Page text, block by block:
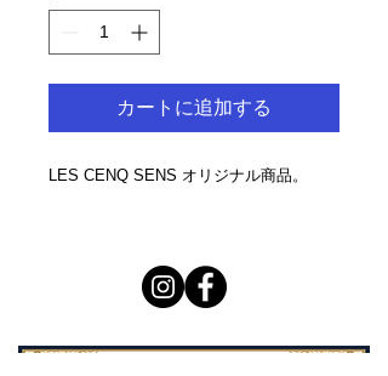
カートに追加する
LES CENQ SENS オリジナル商品。